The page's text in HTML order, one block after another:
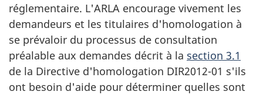
réglementaire. L'ARLA encourage vivement les
demandeurs et les titulaires d'homologation à
se prévaloir du processus de consultation
préalable aux demandes décrit à la section 3.1
de la Directive d'homologation DIR2012-01 s'ils
ont besoin d'aide pour déterminer quelles sont